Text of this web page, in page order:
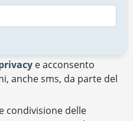
e acconsento
anche sms, da parte del
condivisione delle